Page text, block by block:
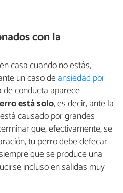
con la
casa cuando no estás,
un caso deansiedad por
de conducta aparece
está solo, es decir, ante la
causado por grandes
que, efectivamente, se
tu perro debe defecar
que se produce una
incluso en salidas muy